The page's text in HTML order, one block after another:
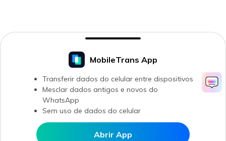
MobileTrans App
Transferir dados do celular entre dispositivos
Mesclar dados antigos e novos do
WhatsApp
Sem uso de dados do celular
Abrir App